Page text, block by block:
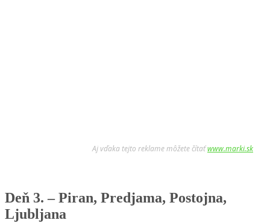
Aj vďaka tejto reklame môžete čítaťwww.marki.sk
Deň 3. – Piran, Predjama, Postojna,
Ljubljana